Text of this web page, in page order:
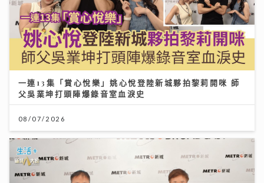
一連13集「賞心悅樂」姚心悅登陸新城夥拍黎莉開咪 師
父吳業坤打頭陣爆錄音室血淚史
08/07/2026